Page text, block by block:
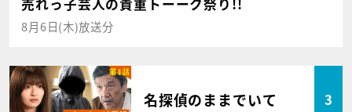
売れっ子芸人の貴重トーーク祭り!!
8月6日(木)放送分
名探偵のままでいて 3